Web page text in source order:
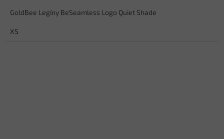
GoldBee Legíny BeSeamless Logo Quiet Shade
XS